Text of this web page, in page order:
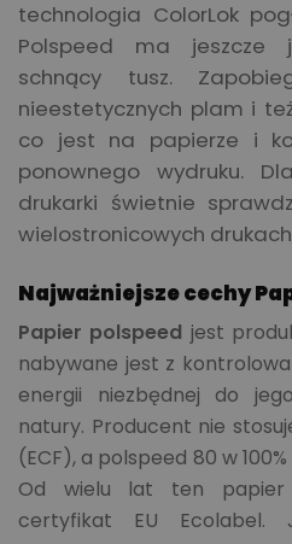
technologia ColorLok
Polspeed ma jeszcze
schnący tusz.
nieestetycznych plam i
co jest na papierze i
ponownego wydruku.
drukarki świetnie
wielostronicowych
Najważniejsze cechy
Papier polspeed jest
nabywane jest z
energii niezbędnej do
natury. Producent nie
(ECF), a polspeed 80 w
Od wielu lat ten papier
certyfikat EU Ecolabel.